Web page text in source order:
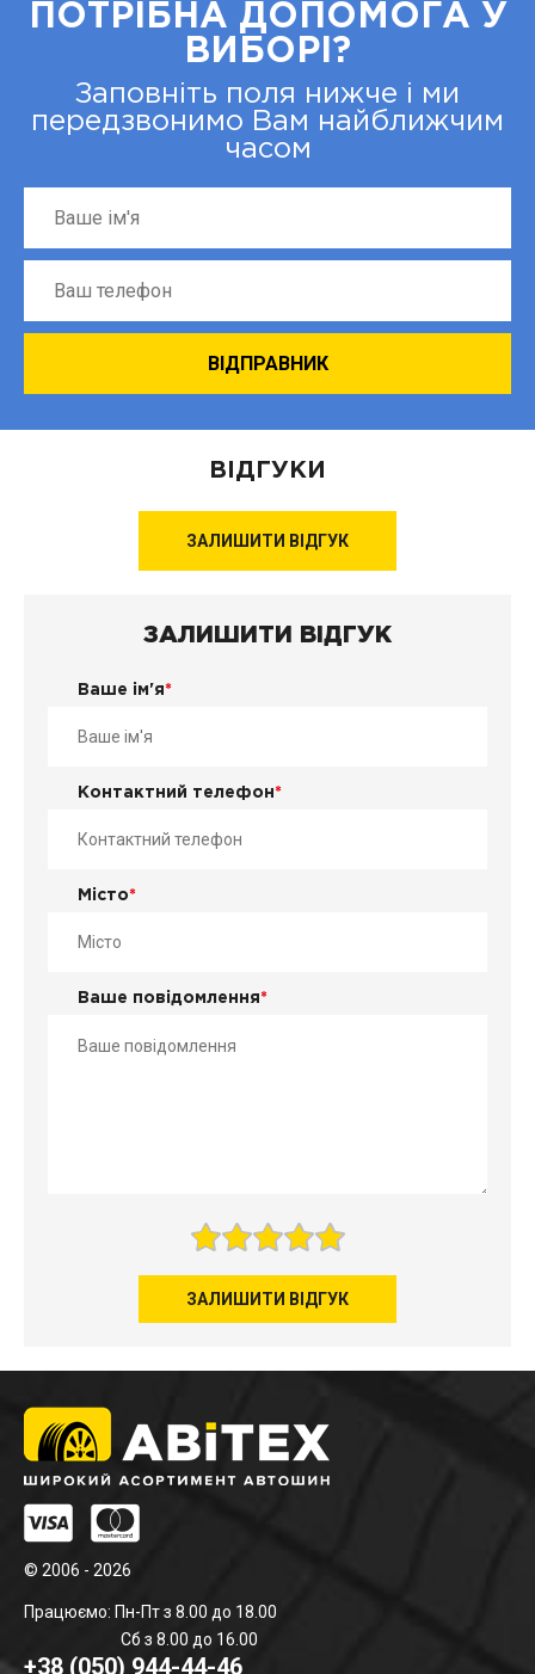
ПОТРІБНА ДОПОМОГА У
ВИБОРІ?
Заповніть поля нижче і ми
передзвонимо Вам найближчим
часом
ВІДГУКИ
ЗАЛИШИТИ ВІДГУК
ЗАЛИШИТИ ВІДГУК
Ваше ім'я*
Контактний телефон*
Місто*
Ваше повідомлення*
ЗАЛИШИТИ ВІДГУК
© 2006 - 2026
Працюємо: Пн-Пт з 8.00 до 18.00
Сб з 8.00 до 16.00
+38 (050) 944-44-46